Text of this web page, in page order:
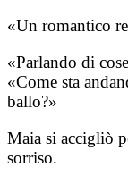
«Un romantico
«Parlando di
«Come sta
ballo?»
Maia si accigliò
sorriso.